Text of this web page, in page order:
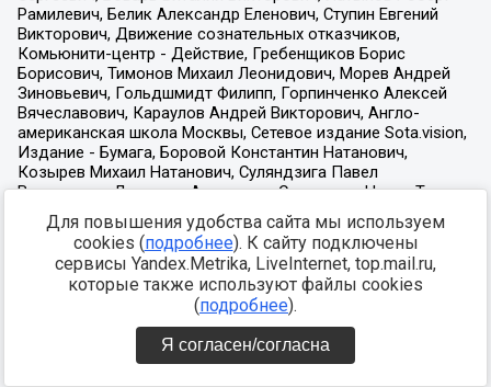
Для повышения удобства сайта мы используем
cookies (подробнее). К сайту подключены
сервисы Yandex.Metrika, LiveInternet, top.mail.ru,
которые также используют файлы cookies
(подробнее).
Я согласен/согласна